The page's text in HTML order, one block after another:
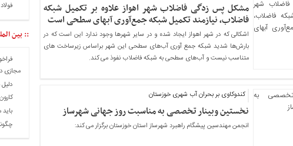
مشکل پس زدگی فاضلاب شهر اهواز علاوه بر تکمیل شبکه
فاضلاب، نیازمند تکمیل شبکه جمع‌آوری آبهای سطحی است
اشکالی که در شهر اهواز ایجاد شده و در سایر شهرها وجود ندارد این است که در
بارش‌ها شدید شبکه جمع آوری آب‌های سطحی این شهر براساس زیرساخت های
متناسب نیست و آب‌های سطحی به شبکه فاضلاب نفوذ می کند.
کندوکاوی بر بحران آب شهری خوزستان
نخستین وبینار تخصصی به مناسبت روز جهانی شهرساز
انجمن مهندسین پیشگام راهبرد شهرساز استان خوزستان برگزار می کند:
:: بین
مجازی